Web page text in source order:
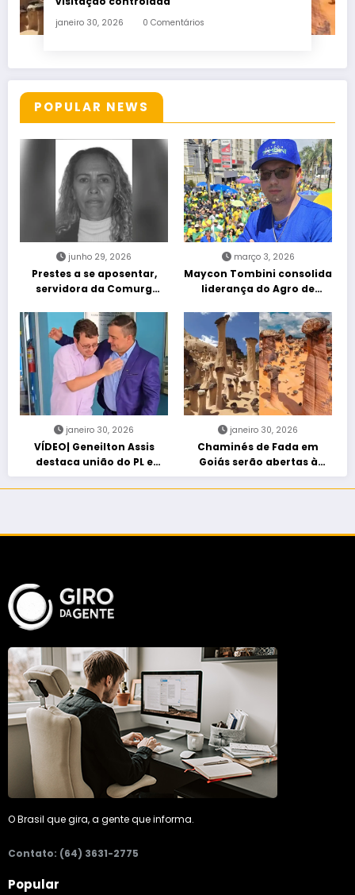
janeiro 30, 2026 0 Comentários
POPULAR NEWS
junho 29, 2026
Prestes a se aposentar,
servidora da Comurg
entra em protocolo de
morte encefálica
março 3, 2026
Maycon Tombini consolida
liderança do Agro de
“Acorda Brasil” em Goiânia
janeiro 30, 2026
VÍDEO| Geneilton Assis
destaca união do PL e
consolidação de apoio a
Maycon Tombini em Jataí
janeiro 30, 2026
Chaminés de Fada em
Goiás serão abertas à
visitação controlada
O Brasil que gira, a gente que informa.
Contato: (64) 3631-2775
Popular